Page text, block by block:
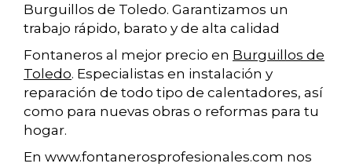
Burguillos de Toledo. Garantizamos un
trabajo rápido, barato y de alta calidad
Fontaneros al mejor precio en Burguillos de
Toledo. Especialistas en instalación y
reparación de todo tipo de calentadores, así
como para nuevas obras o reformas para tu
hogar.
En www.fontanerosprofesionales.com nos